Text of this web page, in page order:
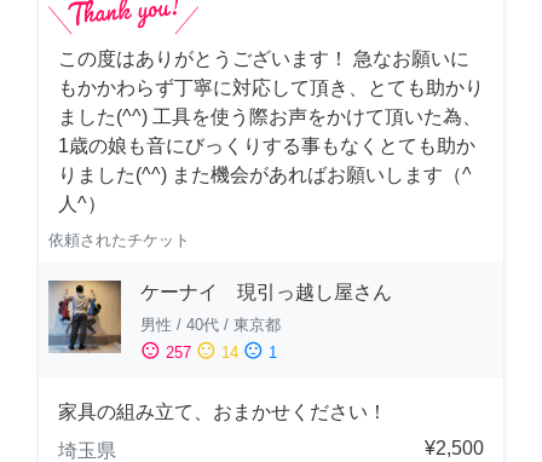
この度はありがとうございます！ 急なお願いに
もかかわらず丁寧に対応して頂き、とても助かり
ました(^^) 工具を使う際お声をかけて頂いた為、
1歳の娘も音にびっくりする事もなくとても助か
りました(^^) また機会があればお願いします（^
人^）
依頼されたチケット
ケーナイ 現引っ越し屋さん
男性 / 40代 / 東京都
sentiment_satisfied 257 sentiment_neutral 14 sentiment_dissatisfied 1
家具の組み立て、おまかせください！
埼玉県
¥2,500